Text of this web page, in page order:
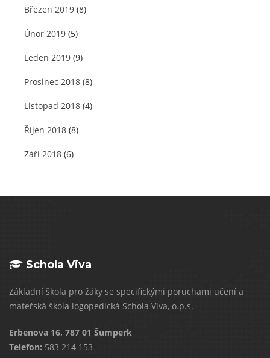
Březen 2019 (8)
Únor 2019 (5)
Leden 2019 (9)
Prosinec 2018 (8)
Listopad 2018 (4)
Říjen 2018 (8)
Září 2018 (6)
Schola Viva
Základní škola pro žáky se specifickými poruchami učení a
mateřská škola logopedická Schola Viva, o.p.s.
Erbenova 16, 787 01 Šumperk
Telefon: 583 214 153